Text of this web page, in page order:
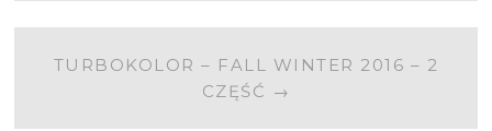
TURBOKOLOR – FALL WINTER 2016 – 2
CZĘŚĆ →